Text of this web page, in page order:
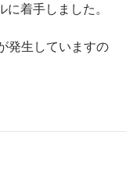
着手しました。
発生していますの